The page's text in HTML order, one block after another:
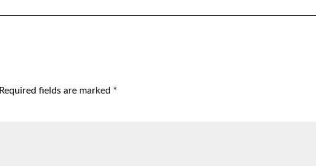
Required fields are marked *